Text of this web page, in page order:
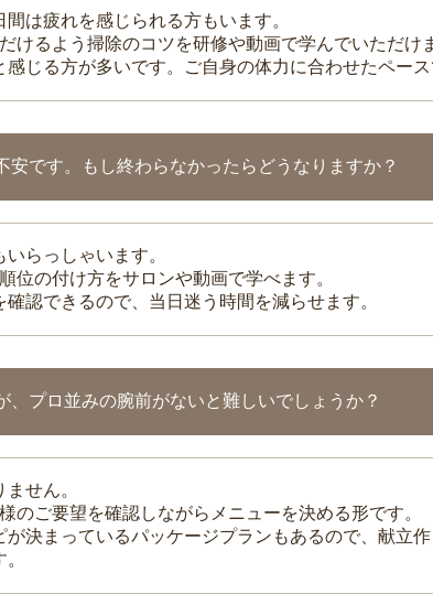
は疲れを感じられる方もいます。
けるよう掃除のコツを研修や動画で学んでいただけ
じる方が多いです。ご自身の体力に合わせたペース
安です。もし終わらなかったらどうなりますか？
らっしゃいます。
位の付け方をサロンや動画で学べます。
認できるので、当日迷う時間を減らせます。
、プロ並みの腕前がないと難しいでしょうか？
せん。
のご要望を確認しながらメニューを決める形です。
決まっているパッケージプランもあるので、献立